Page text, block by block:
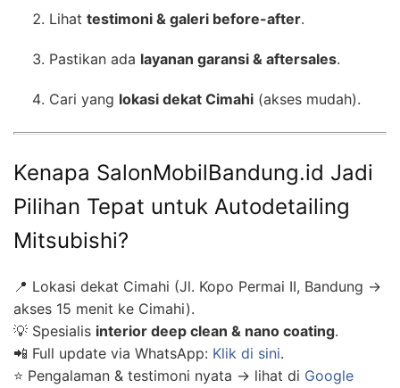
Lihat testimoni & galeri before-after.
Pastikan ada layanan garansi & aftersales.
Cari yang lokasi dekat Cimahi (akses mudah).
Kenapa SalonMobilBandung.id Jadi
Pilihan Tepat untuk Autodetailing
Mitsubishi?
📍 Lokasi dekat Cimahi (Jl. Kopo Permai II, Bandung →
akses 15 menit ke Cimahi).
💡 Spesialis interior deep clean & nano coating.
📲 Full update via WhatsApp: Klik di sini.
⭐ Pengalaman & testimoni nyata → lihat di Google